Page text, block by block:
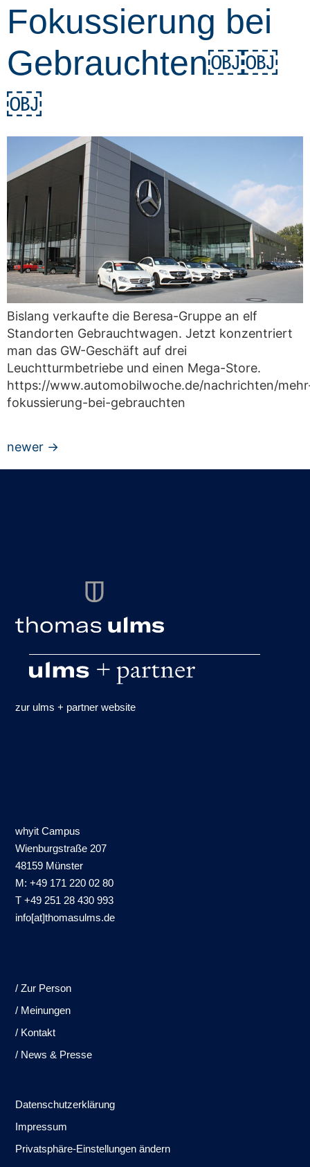
Fokussierung bei
Gebrauchten￼￼
￼
Bislang verkaufte die Beresa-Gruppe an elf
Standorten Gebrauchtwagen. Jetzt konzentriert
man das GW-Geschäft auf drei
Leuchtturmbetriebe und einen Mega-Store.
https://www.automobilwoche.de/nachrichten/
fokussierung-bei-gebrauchten
newer →
zur ulms + partner website
whyit Campus
Wienburgstraße 207
48159 Münster
M: +49 171 220 02 80
T +49 251 28 430 993
info[at]thomasulms.de
/ Zur Person
/ Meinungen
/ Kontakt
/ News & Presse
Datenschutzerklärung
Impressum
Privatsphäre-Einstellungen ändern